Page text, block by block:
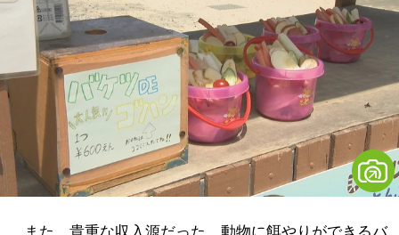
また、貴重な収入源だった、動物に餌やりができるバ